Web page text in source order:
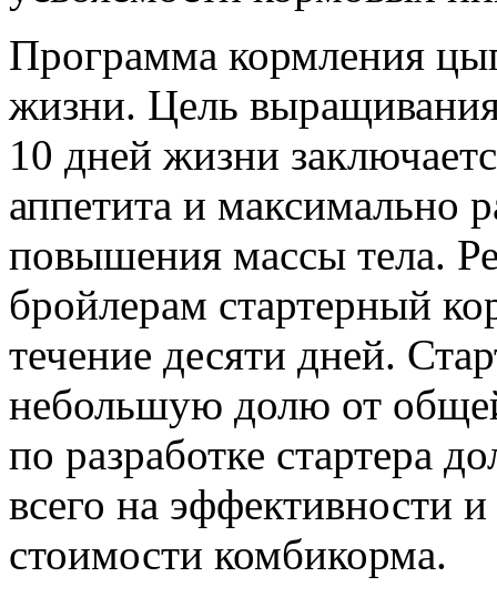
Программа кормления
жизни. Цель
10 дней жизни
аппетита и максимально
повышения массы тела.
бройлерам стартерный
течение десяти дней.
небольшую долю от
по разработке стартера
всего на эффективности
стоимости комбикорма.